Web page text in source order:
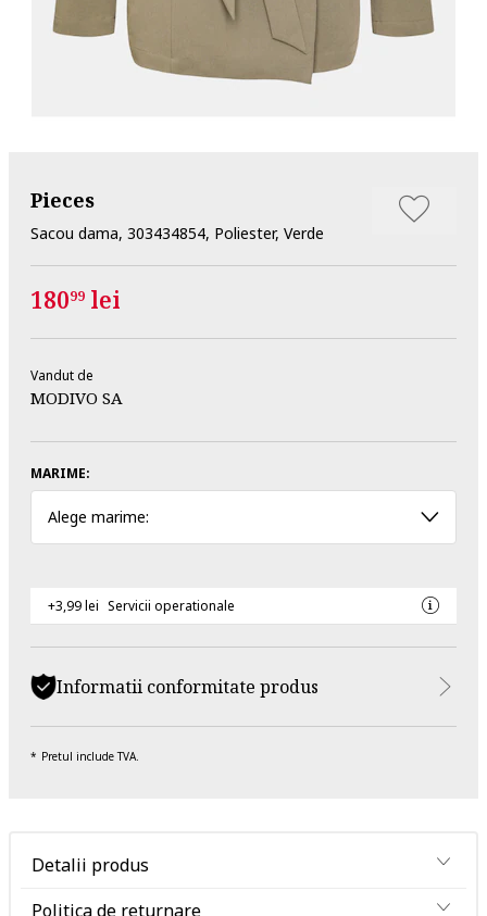
Pieces
Sacou dama, 303434854, Poliester, Verde
18099 lei
Vandut de
MODIVO SA
MARIME:
Alege marime:
+3,99 lei Servicii operationale
Informatii conformitate produs
Pretul include TVA.
Detalii produs
Politica de returnare